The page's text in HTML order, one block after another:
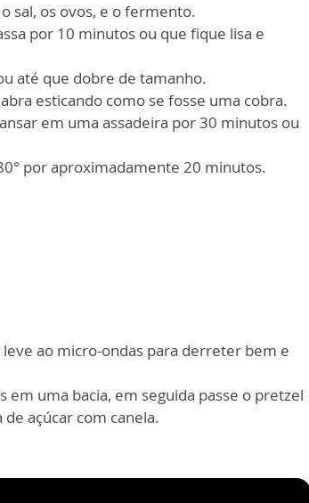
sal, os ovos, e o fermento.
por 10 minutos ou que fique lisa e
até que dobre de tamanho.
esticando como se fosse uma cobra.
em uma assadeira por 30 minutos ou
por aproximadamente 20 minutos.
ao micro-ondas para derreter bem e
uma bacia, em seguida passe o pretzel
açúcar com canela.